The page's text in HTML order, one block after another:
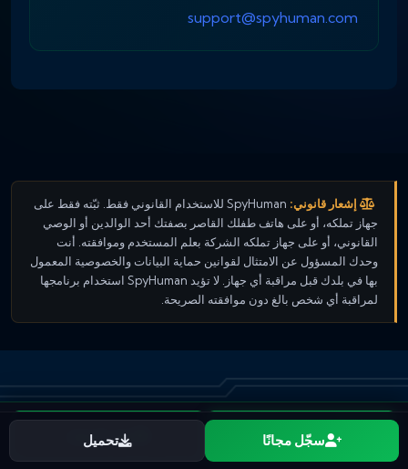
support@spyhuman.com
ابدأ مجانًا شاهد الخطط
إشعار قانوني:
SpyHuman للاستخدام القانوني فقط. ثبّته فقط على
جهاز تملكه، أو على هاتف طفلك القاصر بصفتك أحد الوالدين أو الوصي
القانوني، أو على جهاز تملكه الشركة بعلم المستخدم وموافقته. أنت
وحدك المسؤول عن الامتثال لقوانين حماية البيانات والخصوصية المعمول
بها في بلدك قبل مراقبة أي جهاز. لا تؤيد SpyHuman استخدام برنامجها
لمراقبة أي شخص بالغ دون موافقته الصريحة.
سجّل مجانًا تحميل